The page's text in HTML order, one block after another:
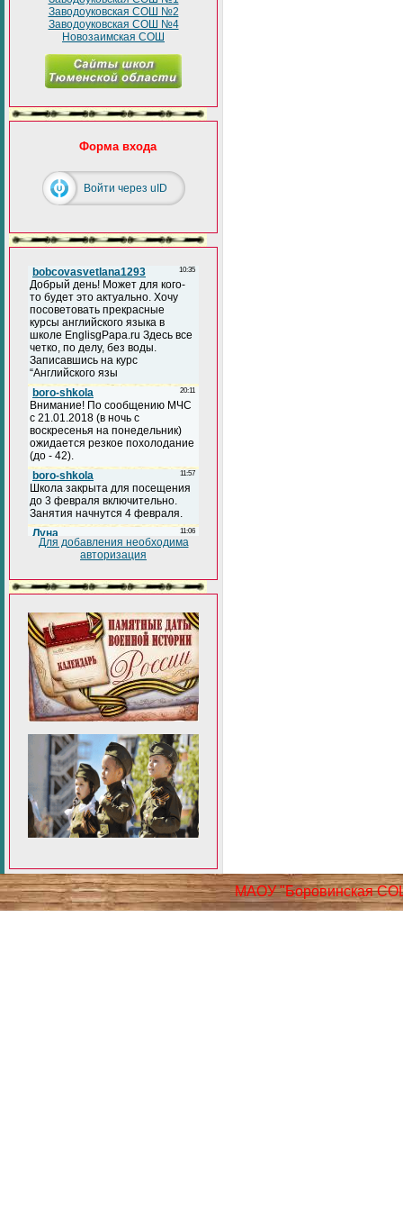
Заводоуковская СОШ №2
Заводоуковская СОШ №4
Новозаимская СОШ
Форма входа
Войти через uID
Для добавления необходима
авторизация
МАОУ "Боровинская